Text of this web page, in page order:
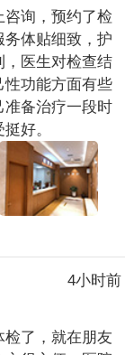
询，预约了检
体贴细致，护
，医生对检查结
性功能方面有些
准备治疗一段时
好。
4小时前
了，就在朋友